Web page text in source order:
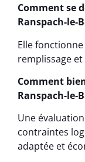
Comment se
Ranspach-le-
Elle
remplissage
Comment
Ranspach-le-
Une
contraintes
adaptée et